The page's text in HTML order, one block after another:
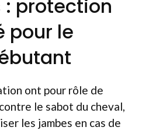
: protection
pour le
ont pour rôle de
le sabot du cheval,
les jambes en cas de